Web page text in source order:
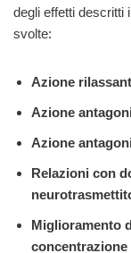
degli effetti descritti
svolte:
Azione
Azione
Azione
Relazioni con
Miglioramento
concentrazione